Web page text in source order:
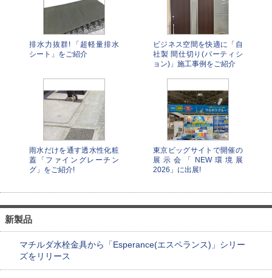
排水力抜群! 「超軽量排水
シート」をご紹介
ビジネス空間を快適に「自
社製 間仕切り(パーティシ
ョン)」施工事例をご紹介
雨水だけを通す透水性化粧
蓋「ファイングレーチン
グ」をご紹介!
東京ビッグサイトで開催の
展示会「NEW環境展
2026」に出展!
新製品
マチルダ水栓金具から「Esperance(エスペランス)」シリー
ズをリリース